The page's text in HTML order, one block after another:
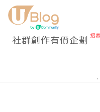
社群創作有價企劃